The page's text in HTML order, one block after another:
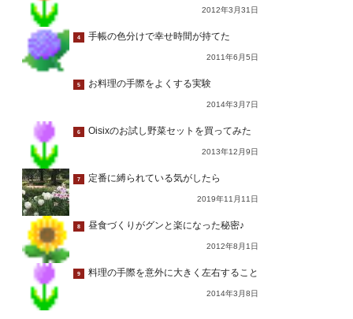
2012年3月31日
4 手帳の色分けで幸せ時間が持てた
2011年6月5日
5 お料理の手際をよくする実験
2014年3月7日
6 Oisixのお試し野菜セットを買ってみた
2013年12月9日
7 定番に縛られている気がしたら
2019年11月11日
8 昼食づくりがグンと楽になった秘密♪
2012年8月1日
9 料理の手際を意外に大きく左右すること
2014年3月8日